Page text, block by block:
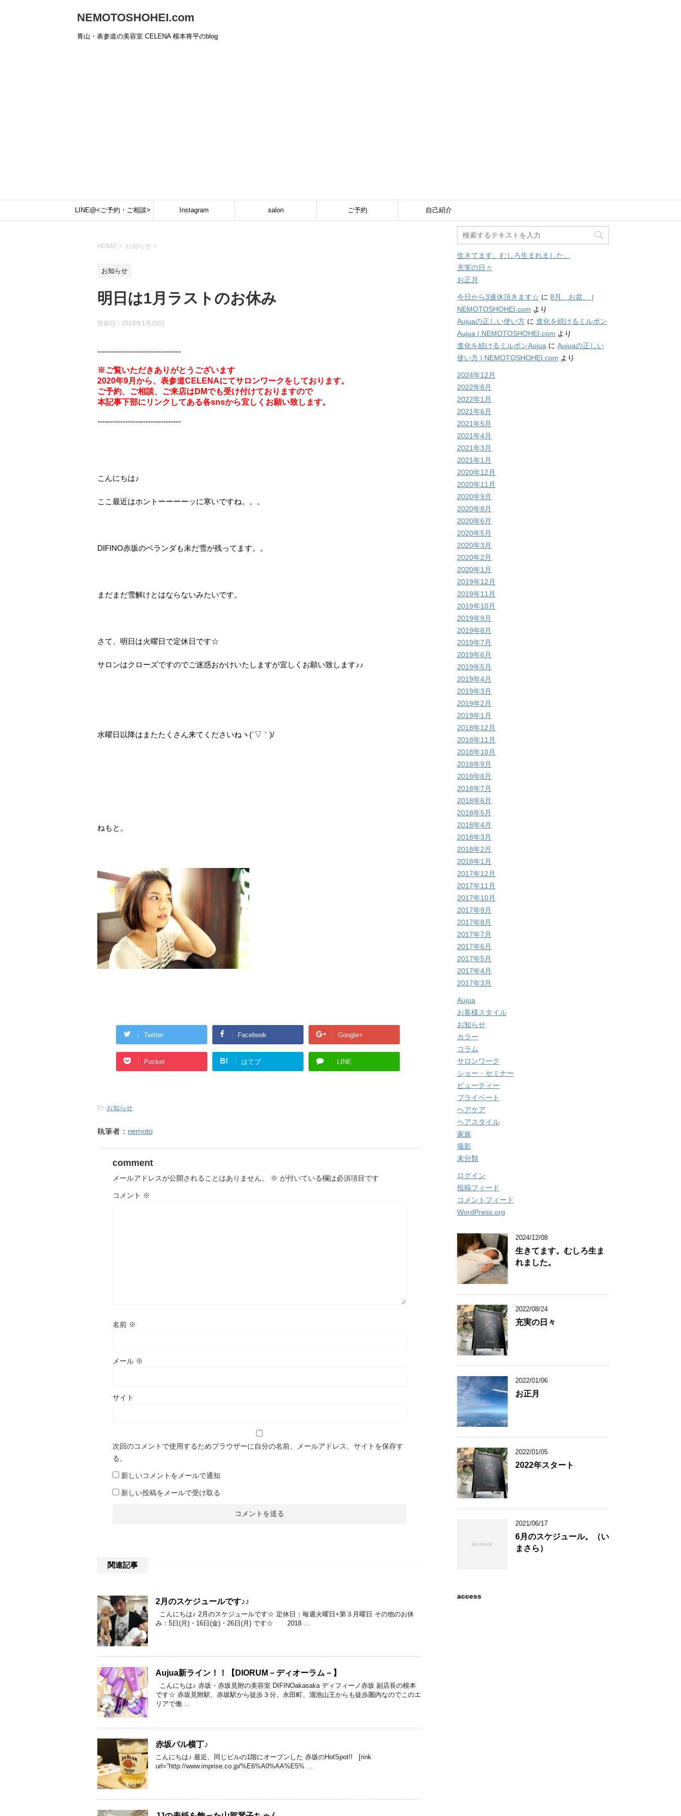
NEMOTOSHOHEI.com
青山・表参道の美容室 CELENA 根本将平のblog
LINE@<ご予約・ご相談> Instagram salon ご予約 自己紹介
HOME > お知らせ >
お知らせ
明日は1月ラストのお休み
投稿日： 2018年1月29日
---------------------------------
※ご覧いただきありがとうございます
2020年9月から、表参道CELENAにてサロンワークをしております。
ご予約、ご相談、ご来店はDMでも受け付けておりますので
本記事下部にリンクしてある各snsから宜しくお願い致します。
---------------------------------
こんにちは♪
ここ最近はホントーーーーッに寒いですね。。。
DIFINO赤坂のベランダも未だ雪が残ってます。。
まだまだ雪解けとはならないみたいです。
さて、明日は火曜日で定休日です☆
サロンはクローズですのでご迷惑おかけいたしますが宜しくお願い致します♪♪
水曜日以降はまたたくさん来てくださいねヽ(´▽｀)/
ねもと。
Twitter Facebook Google+
Pocket B! はてブ LINE
-お知らせ
執筆者： nemoto
comment
メールアドレスが公開されることはありません。 ※ が付いている欄は必須項目です
コメント ※
名前 ※
メール ※
サイト
次回のコメントで使用するためブラウザーに自分の名前、メールアドレス、サイトを保存す
る。
新しいコメントをメールで通知
新しい投稿をメールで受け取る
関連記事
2月のスケジュールです♪♪
こんにちは♪ 2月のスケジュールです☆ 定休日：毎週火曜日+第３月曜日 その他のお休
み：5日(月)・16日(金)・26日(月) です☆ 2018 …
Aujua新ライン！！【DIORUM－ディオーラム－】
こんにちは♪ 赤坂・赤坂見附の美容室 DIFINOakasaka ディフィーノ赤坂 副店長の根本
です☆ 赤坂見附駅、赤坂駅から徒歩３分。永田町、溜池山王からも徒歩圏内なのでこのエ
リアで働 …
赤坂バル横丁♪
こんにちは♪ 最近、同じビルの1階にオープンした 赤坂のHotSpot!! [rink
url=”http://www.imprise.co.jp/%E6%A0%AA%E5% …
生きてます。むしろ生まれました。
充実の日々
お正月
今日から3連休頂きます☆ に 8月。お盆。 |
NEMOTOSHOHEI.com より
Aujuaの正しい使い方 に 進化を続けるミルボン
Aujua | NEMOTOSHOHEI.com より
進化を続けるミルボンAujua に Aujuaの正しい
使い方 | NEMOTOSHOHEI.com より
2024年12月
2022年8月
2022年1月
2021年6月
2021年5月
2021年4月
2021年3月
2021年1月
2020年12月
2020年11月
2020年9月
2020年8月
2020年6月
2020年5月
2020年3月
2020年2月
2020年1月
2019年12月
2019年11月
2019年10月
2019年9月
2019年8月
2019年7月
2019年6月
2019年5月
2019年4月
2019年3月
2019年2月
2019年1月
2018年12月
2018年11月
2018年10月
2018年9月
2018年8月
2018年7月
2018年6月
2018年5月
2018年4月
2018年3月
2018年2月
2018年1月
2017年12月
2017年11月
2017年10月
2017年9月
2017年8月
2017年7月
2017年6月
2017年5月
2017年4月
2017年3月
Aujua
お客様スタイル
お知らせ
カラー
コラム
サロンワーク
ショー・セミナー
ビューティー
プライベート
ヘアケア
ヘアスタイル
家族
撮影
未分類
ログイン
投稿フィード
コメントフィード
WordPress.org
2024/12/08
生きてます。むしろ生ま
れました。
2022/08/24
充実の日々
2022/01/06
お正月
2022/01/05
2022年スタート
2021/06/17
6月のスケジュール。（い
まさら）
access